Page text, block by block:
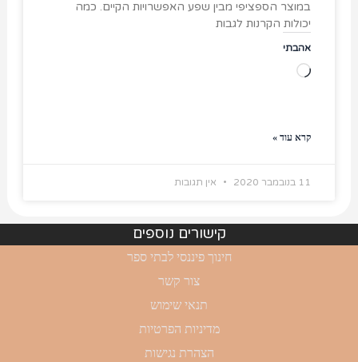
במוצר הספציפי מבין שפע האפשרויות הקיים. כמה
יכולות הקרנות לגבות
אהבתי
טוען...
קרא עוד »
11 בנובמבר 2020 אין תגובות
קישורים נוספים
חינוך פיננסי לבתי ספר
צור קשר
תנאי שימוש
מדיניות הפרטיות
הצהרת נגישות